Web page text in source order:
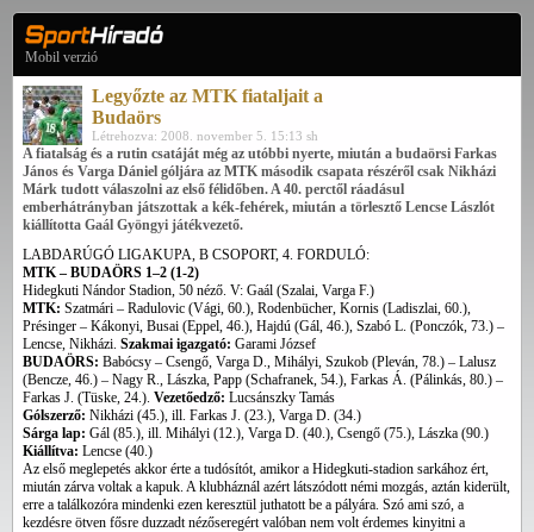
Mobil verzió
Legyőzte az MTK fiataljait a
Budaörs
Létrehozva: 2008. november 5. 15:13 sh
A fiatalság és a rutin csatáját még az utóbbi nyerte, miután a budaörsi Farkas
János és Varga Dániel góljára az MTK második csapata részéről csak Nikházi
Márk tudott válaszolni az első félidőben. A 40. perctől ráadásul
emberhátrányban játszottak a kék-fehérek, miután a törlesztő Lencse Lászlót
kiállította Gaál Gyöngyi játékvezető.
LABDARÚGÓ LIGAKUPA, B CSOPORT, 4. FORDULÓ:
MTK – BUDAÖRS 1–2 (1-2)
Hidegkuti Nándor Stadion, 50 néző. V: Gaál (Szalai, Varga F.)
MTK: Szatmári – Radulovic (Vági, 60.), Rodenbücher, Kornis (Ladiszlai, 60.),
Présinger – Kákonyi, Busai (Eppel, 46.), Hajdú (Gál, 46.), Szabó L. (Ponczók, 73.) –
Lencse, Nikházi. Szakmai igazgató: Garami József
BUDAÖRS: Babócsy – Csengő, Varga D., Mihályi, Szukob (Pleván, 78.) – Lalusz
(Bencze, 46.) – Nagy R., Lászka, Papp (Schafranek, 54.), Farkas Á. (Pálinkás, 80.) –
Farkas J. (Tüske, 24.). Vezetőedző: Lucsánszky Tamás
Gólszerző: Nikházi (45.), ill. Farkas J. (23.), Varga D. (34.)
Sárga lap: Gál (85.), ill. Mihályi (12.), Varga D. (40.), Csengő (75.), Lászka (90.)
Kiállítva: Lencse (40.)
Az első meglepetés akkor érte a tudósítót, amikor a Hidegkuti-stadion sarkához ért,
miután zárva voltak a kapuk. A klubháznál azért látszódott némi mozgás, aztán kiderült,
erre a találkozóra mindenki ezen keresztül juthatott be a pályára. Szó ami szó, a
kezdésre ötven fősre duzzadt nézőseregért valóban nem volt érdemes kinyitni a